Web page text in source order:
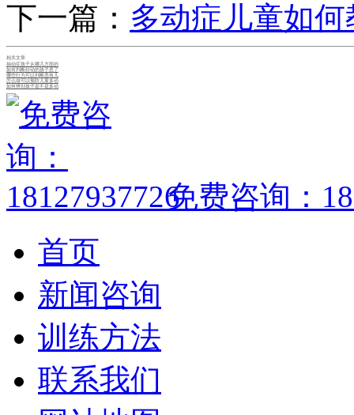
下一篇： 多动症儿童如何
相关文章
抽动症孩子从哪几方面的
如何判断好动的孩子患了
哪些行为可以判断患有儿
怎么做可以预防儿童多动
如何辨别孩子是不是多动
免费咨询：
首页
新闻咨询
训练方法
联系我们